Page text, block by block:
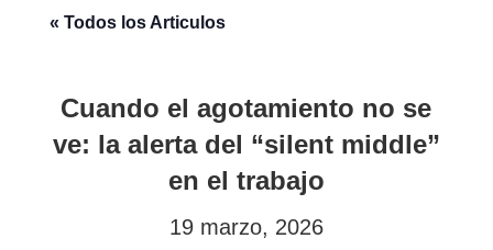
« Todos los Articulos
Cuando el agotamiento no se
ve: la alerta del “silent middle”
en el trabajo
19 marzo, 2026